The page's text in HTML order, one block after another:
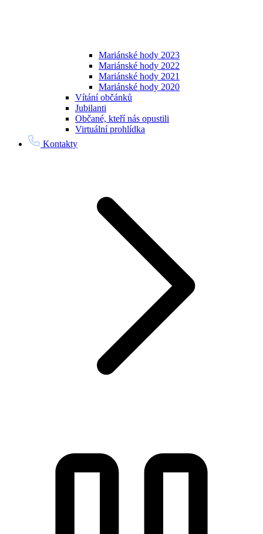
Mariánské hody 2023
Mariánské hody 2022
Mariánské hody 2021
Mariánské hody 2020
Vítání občánků
Jubilanti
Občané, kteří nás opustili
Virtuální prohlídka
Kontakty